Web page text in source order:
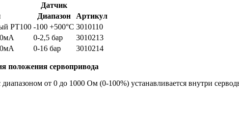
Датчик
Диапазон
Артикул
РТ100 -100 +500°С 3010110
0-2,5 бар
3010213
0-16 бар 3010214
положения сервопривода
от 0 до 1000 Ом (0-100%) устанавливается внутри